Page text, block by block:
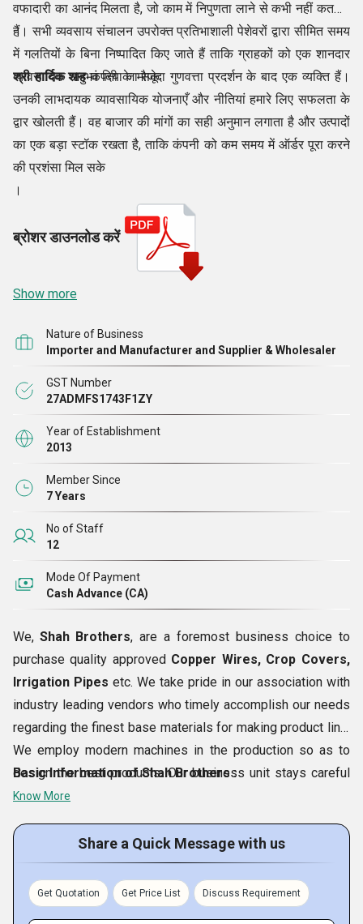
वफादारी का आनंद मिलता है, जो काम में निपुणता लाने से कभी नहीं कतराते
हैं। सभी व्यवसाय संचालन उपरोक्त प्रतिभाशाली पेशेवरों द्वारा सीमित समय
में गलतियों के बिना निष्पादित किए जाते हैं ताकि ग्राहकों को एक शानदार
व्यावसायिक अनुभव दिया जा सके
।
श्री हार्दिक शाहकंपनी के मौजूदा गुणवत्ता प्रदर्शन के बाद एक व्यक्ति हैं।
उनकी लाभदायक व्यावसायिक योजनाएँ और नीतियां हमारे लिए सफलता के
द्वार खोलती हैं। वह बाजार की मांगों का सही अनुमान लगाता है और उत्पादों
का एक बड़ा स्टॉक रखता है, ताकि कंपनी को कम समय में ऑर्डर पूरा करने
की प्रशंसा मिल सके
।
ब्रोशर डाउनलोड करें
Show more
Nature of Business
Importer and Manufacturer and Supplier & Wholesaler
GST Number
27ADMFS1743F1ZY
Year of Establishment
2013
Member Since
7 Years
No of Staff
12
Mode Of Payment
Cash Advance (CA)
We, Shah Brothers, are a foremost business choice to
purchase quality approved Copper Wires, Crop Covers,
Irrigation Pipes etc. We take pride in our association with
industry leading vendors who timely accomplish our needs
regarding the finest base materials for making product line.
We employ modern machines in the production so as to
design the best products. Our business unit stays careful
about quality of range which is why it conducts several
stringent product testing process assists us to eradicate
chances of even minute to minute defects from range. A
strong assurance of high quality is provided with our every
offered product.
Basic Information of Shah Brothers :
Know More
Share a Quick Message with us
Get Quotation Get Price List Discuss Requirement